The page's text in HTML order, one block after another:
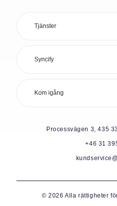
Tjänster
Syncify
Kom igång
Processvägen 3, 435
+46 31
© 2026 Alla rättigheter